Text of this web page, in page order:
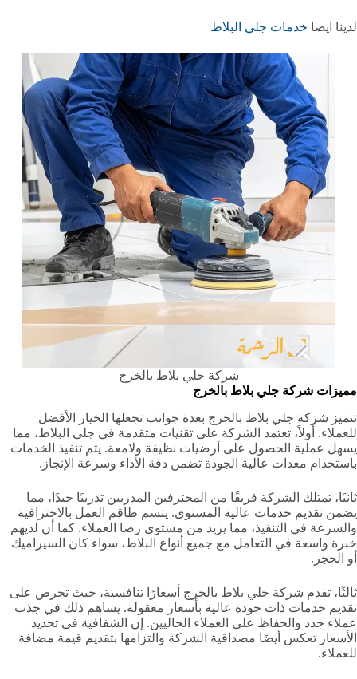
لدينا ايضا خدمات جلي البلاط
شركة جلي بلاط بالخرج
مميزات شركة جلي بلاط بالخرج
تتميز شركة جلي بلاط بالخرج بعدة جوانب تجعلها الخيار الأفضل
للعملاء. أولاً، تعتمد الشركة على تقنيات متقدمة في جلي البلاط، مما
يسهل عملية الحصول على أرضيات نظيفة ولامعة. يتم تنفيذ الخدمات
باستخدام معدات عالية الجودة تضمن دقة الأداء وسرعة الإنجاز.
ثانيًا، تمتلك الشركة فريقًا من المحترفين المدربين تدريبًا جيدًا، مما
يضمن تقديم خدمات عالية المستوى. يتسم طاقم العمل بالاحترافية
والسرعة في التنفيذ، مما يزيد من مستوى رضا العملاء. كما أن لديهم
خبرة واسعة في التعامل مع جميع أنواع البلاط، سواء كان السيراميك
أو الحجر.
ثالثًا، تقدم شركة جلي بلاط بالخرج أسعارًا تنافسية، حيث تحرص على
تقديم خدمات ذات جودة عالية بأسعار معقولة. يساهم ذلك في جذب
عملاء جدد والحفاظ على العملاء الحاليين. إن الشفافية في تحديد
الأسعار تعكس أيضًا مصداقية الشركة والتزامها بتقديم قيمة مضافة
للعملاء.